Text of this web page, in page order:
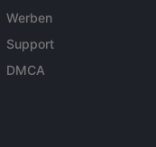
Werben
Support
DMCA